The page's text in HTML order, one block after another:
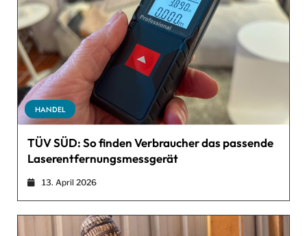
HANDEL
TÜV SÜD: So finden Verbraucher das passende
Laserentfernungsmessgerät
13. April 2026